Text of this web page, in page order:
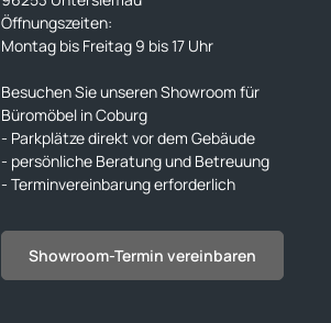
Öffnungszeiten:
Montag bis Freitag 9 bis 17 Uhr
Besuchen Sie unseren Showroom für
Büromöbel in Coburg
- Parkplätze direkt vor dem Gebäude
- persönliche Beratung und Betreuung
- Terminvereinbarung erforderlich
Showroom-Termin vereinbaren